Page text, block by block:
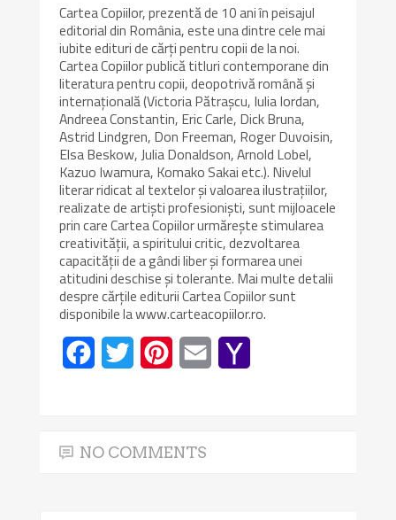
Cartea Copiilor, prezentă de 10 ani în peisajul
editorial din România, este una dintre cele mai
iubite edituri de cărți pentru copii de la noi.
Cartea Copiilor publică titluri contemporane din
literatura pentru copii, deopotrivă română și
internațională (Victoria Pătrașcu, Iulia Iordan,
Andreea Constantin, Eric Carle, Dick Bruna,
Astrid Lindgren, Don Freeman, Roger Duvoisin,
Elsa Beskow, Julia Donaldson, Arnold Lobel,
Kazuo Iwamura, Komako Sakai etc.). Nivelul
literar ridicat al textelor și valoarea ilustrațiilor,
realizate de artiști profesioniști, sunt mijloacele
prin care Cartea Copiilor urmărește stimularea
creativității, a spiritului critic, dezvoltarea
capacității de a gândi liber și formarea unei
atitudini deschise și tolerante. Mai multe detalii
despre cărțile editurii Cartea Copiilor sunt
disponibile la www.carteacopiilor.ro.
Facebook
Twitter PinterestEmail
NO COMMENTS